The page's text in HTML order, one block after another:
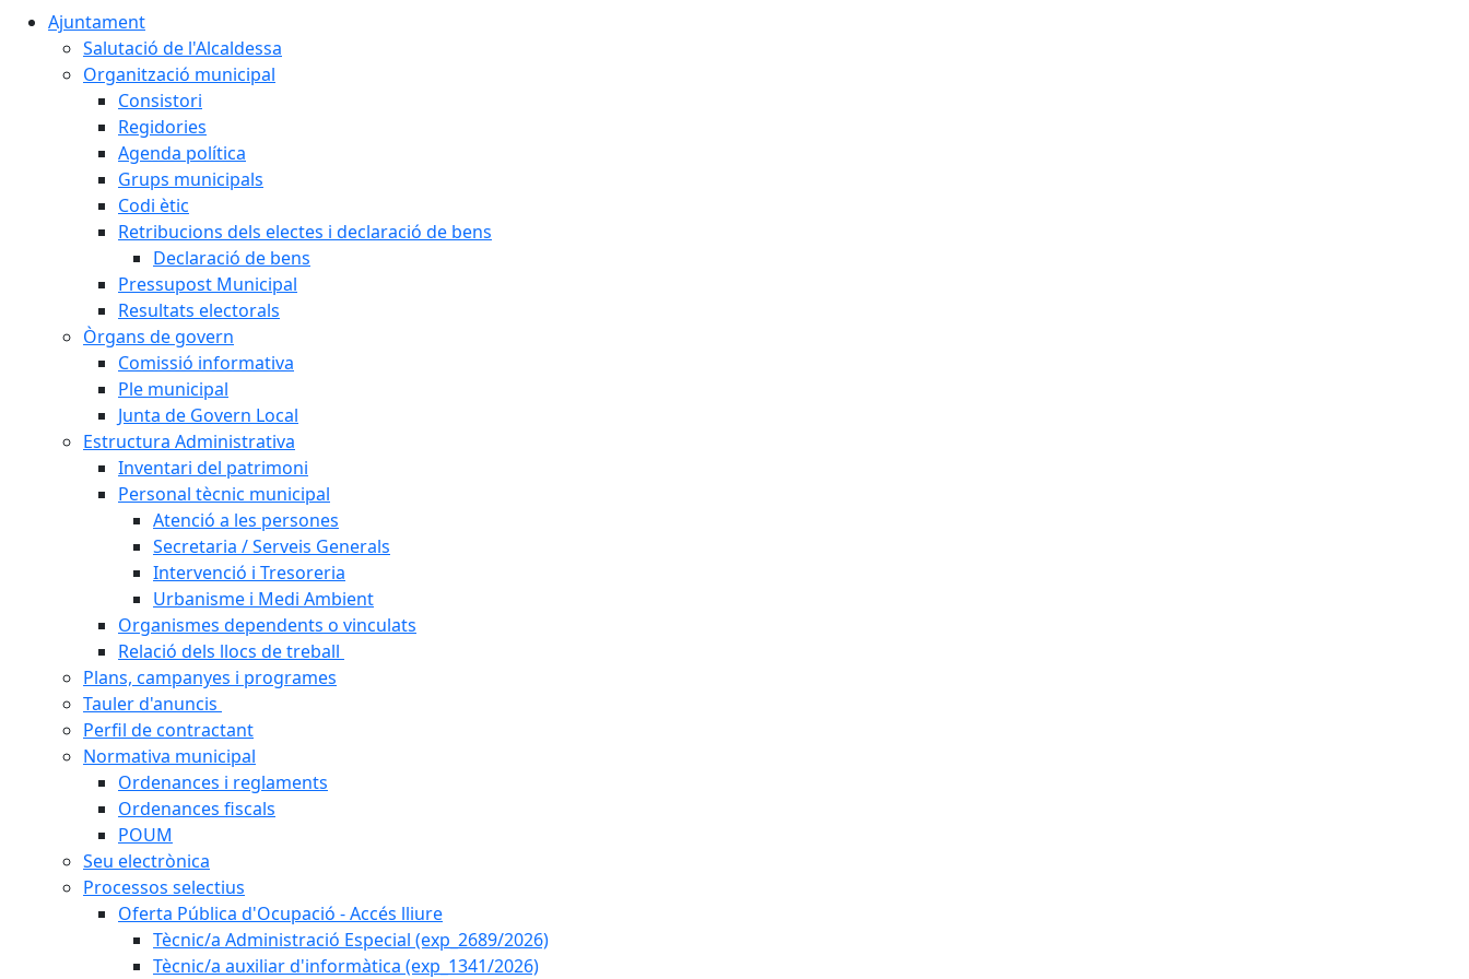
Ajuntament
Salutació de l'Alcaldessa
Organització municipal
Consistori
Regidories
Agenda política
Grups municipals
Codi ètic
Retribucions dels electes i declaració de bens
Declaració de bens
Pressupost Municipal
Resultats electorals
Òrgans de govern
Comissió informativa
Ple municipal
Junta de Govern Local
Estructura Administrativa
Inventari del patrimoni
Personal tècnic municipal
Atenció a les persones
Secretaria / Serveis Generals
Intervenció i Tresoreria
Urbanisme i Medi Ambient
Organismes dependents o vinculats
Relació dels llocs de treball
Plans, campanyes i programes
Tauler d'anuncis
Perfil de contractant
Normativa municipal
Ordenances i reglaments
Ordenances fiscals
POUM
Seu electrònica
Processos selectius
Oferta Pública d'Ocupació - Accés lliure
Tècnic/a Administració Especial (exp_2689/2026)
Tècnic/a auxiliar d'informàtica (exp_1341/2026)